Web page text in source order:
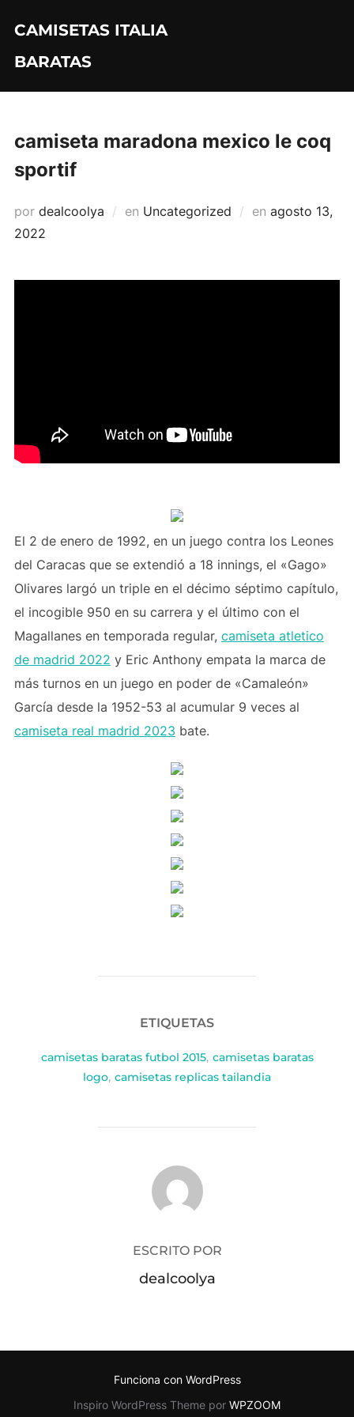
contenido
CAMISETAS ITALIA
BARATAS
camiseta maradona mexico le coq
sportif
por dealcoolya en Uncategorized en Publicado
agosto 13,
2022
El 2 de enero de 1992, en un juego contra los Leones
del Caracas que se extendió a 18 innings, el «Gago»
Olivares largó un triple en el décimo séptimo capítulo,
el incogible 950 en su carrera y el último con el
Magallanes en temporada regular, camiseta atletico
de madrid 2022 y Eric Anthony empata la marca de
más turnos en un juego en poder de «Camaleón»
García desde la 1952-53 al acumular 9 veces al
camiseta real madrid 2023 bate.
ETIQUETAS
camisetas baratas futbol 2015, camisetas baratas
logo, camisetas replicas tailandia
AUTOR DE LA PUBLICACIÓN
ESCRITO POR
dealcoolya
Funciona con WordPress
Inspiro WordPress Theme por WPZOOM